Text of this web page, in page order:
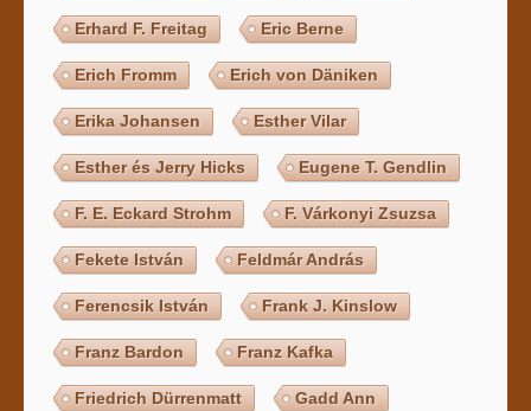
Erhard F. Freitag Eric Berne
Erich Fromm Erich von Däniken
Erika Johansen Esther Vilar
Esther és Jerry Hicks Eugene T. Gendlin
F. E. Eckard Strohm F. Várkonyi Zsuzsa
Fekete István Feldmár András
Ferencsik István Frank J. Kinslow
Franz Bardon Franz Kafka
Friedrich Dürrenmatt Gadd Ann